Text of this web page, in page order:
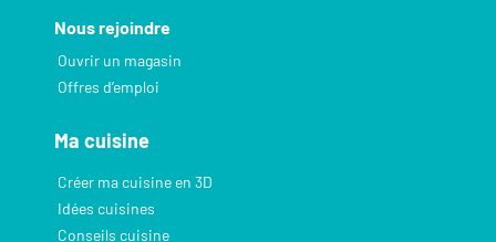
Nous rejoindre
Ouvrir un magasin
Offres d’emploi
Ma cuisine
Créer ma cuisine en 3D
Idées cuisines
Conseils cuisine